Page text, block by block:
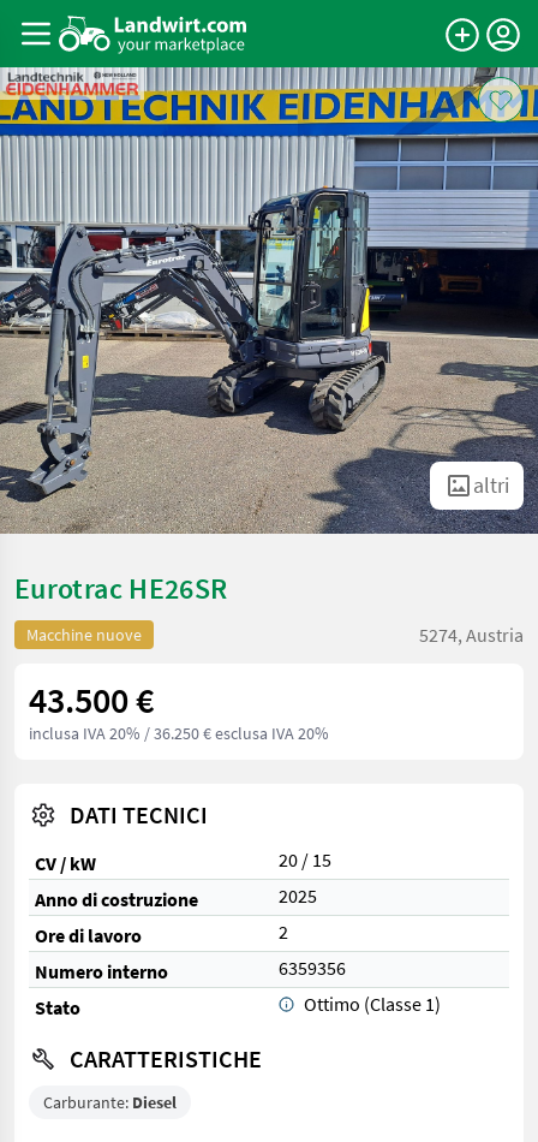
altri
Eurotrac HE26SR
Macchine nuove 5274, Austria
43.500 €
inclusa IVA 20% / 36.250 € esclusa IVA 20%
DATI TECNICI
CV / kW
20 / 15
Anno di costruzione
2025
Ore di lavoro
2
Numero interno
6359356
Stato
Ottimo (Classe 1)
CARATTERISTICHE
Carburante: Diesel